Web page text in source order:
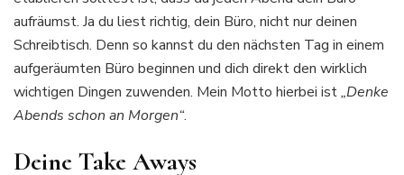
aufräumst. Ja du liest richtig, dein Büro, nicht nur deinen
Schreibtisch. Denn so kannst du den nächsten Tag in einem
aufgeräumten Büro beginnen und dich direkt den wirklich
wichtigen Dingen zuwenden. Mein Motto hierbei ist„Denke
Abends schon an Morgen“.
Deine Take Aways